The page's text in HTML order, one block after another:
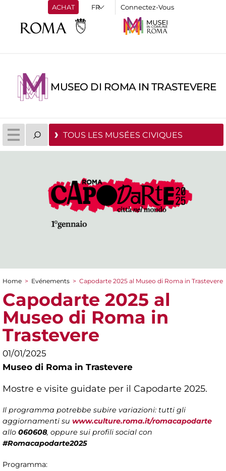
ACHAT Connectez-Vous
MUSEO DI ROMA IN TRASTEVERE
TOUS LES MUSÉES CIVIQUES
You are here
Home > Evénements > Capodarte 2025 al Museo di Roma in Trastevere
Capodarte 2025 al
Museo di Roma in
Trastevere
01/01/2025
Museo di Roma in Trastevere
Mostre e visite guidate per il Capodarte 2025.
Il programma potrebbe subire variazioni: tutti gli
aggiornamenti su www.culture.roma.it/romacapodarte
allo 060608, oppure sui profili social con
#Romacapodarte2025
Programma: